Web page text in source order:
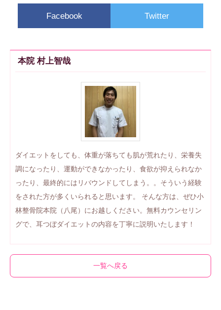
Facebook Twitter
本院 村上智哉
ダイエットをしても、体重が落ちても肌が荒れたり、栄養失
調になったり、運動ができなかったり、食欲が抑えられなか
ったり、最終的にはリバウンドしてしまう。。そういう経験
をされた方が多くいられると思います。 そんな方は、ぜひ小
林整骨院本院（八尾）にお越しください。無料カウンセリン
グで、耳つぼダイエットの内容を丁寧に説明いたします！
一覧へ戻る